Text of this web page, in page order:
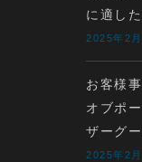
に適し
2025年2月
お客様
オブポ
ザーグ
2025年2月